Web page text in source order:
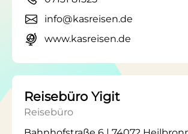
info@kasreisen.de
www.kasreisen.de
Reisebüro Yigit
Reisebüro